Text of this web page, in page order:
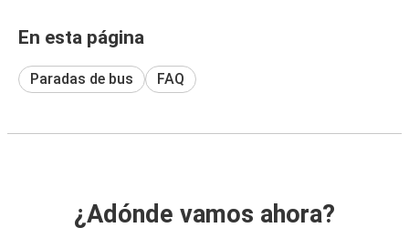
En esta página
Paradas de bus FAQ
¿Adónde vamos ahora?